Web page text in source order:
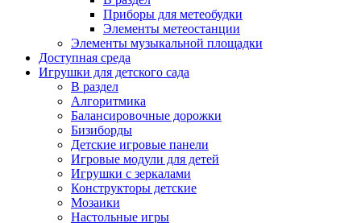
Приборы для метеобудки
Элементы метеостанции
Элементы музыкальной площадки
Доступная среда
Игрушки для детского сада
В раздел
Алгоритмика
Балансировочные дорожки
Бизиборды
Детские игровые панели
Игровые модули для детей
Игрушки с зеркалами
Конструкторы детские
Мозаики
Настольные игры